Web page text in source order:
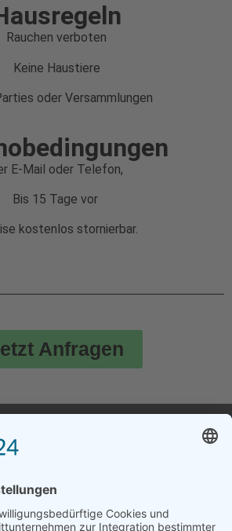
Rauchen verboten
Keine Haustiere
oder Versammlungen
E-Mail oder Telefon,
Bis 15 Tage vor
kostenlos stornierbar.
Anfragen
Grüner Weg 9